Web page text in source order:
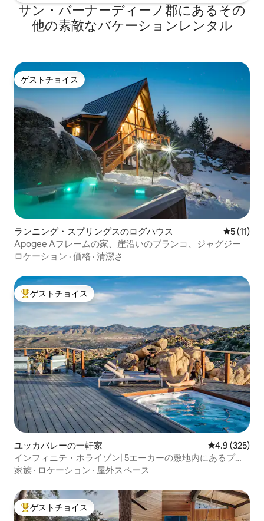
サン・バーナーディーノ郡にあるその
他の素敵なバケーションレンタル
ゲストチョイス
ゲストチョイス
ランニング・スプリングスのログハウス レビュー
5 (11)
Apogee Aフレームの家、崖沿いのブランコ、ジャグジー
ロケーション · 価格 · 清潔さ
大好評のゲストチョイスです。
ゲストチョイス
ユッカバレーの一軒家 レビュー325
4.9 (325)
インフィニテ・ホライゾン| 5エーカーの敷地内にあるプー
ル、スパ、ファイヤーピット
家族 · ロケーション · 屋外スペース
大好評のゲストチョイスです。
ゲストチョイス